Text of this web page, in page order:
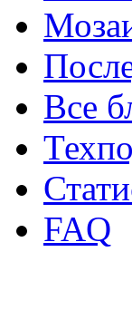
Все
FAQ